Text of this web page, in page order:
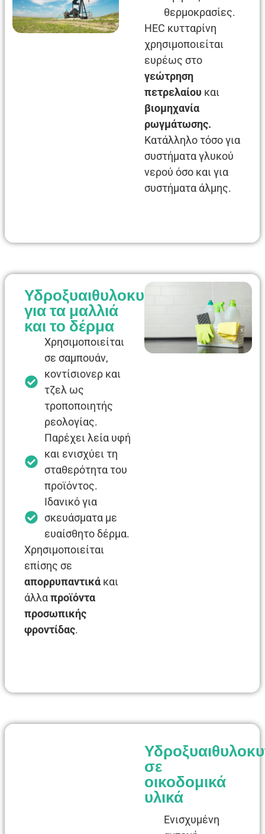
θερμοκρασίες.
HEC κυτταρίνη
χρησιμοποιείται
ευρέως στο
γεώτρηση
πετρελαίου και
βιομηχανία
ρωγμάτωσης.
Κατάλληλο τόσο για
συστήματα γλυκού
νερού όσο και για
συστήματα άλμης.
Υδροξυαιθυλοκυτταρίνη
για τα μαλλιά
και το δέρμα
Χρησιμοποιείται
σε σαμπουάν,
κοντίσιονερ και
τζελ ως
τροποποιητής
ρεολογίας.
Παρέχει λεία υφή
και ενισχύει τη
σταθερότητα του
προϊόντος.
Ιδανικό για
σκευάσματα με
ευαίσθητο δέρμα.
Χρησιμοποιείται
επίσης σε
απορρυπαντικά και
άλλαπροϊόντα
προσωπικής
φροντίδας.
σε
οικοδομικά
υλικά
Ενισχυμένη